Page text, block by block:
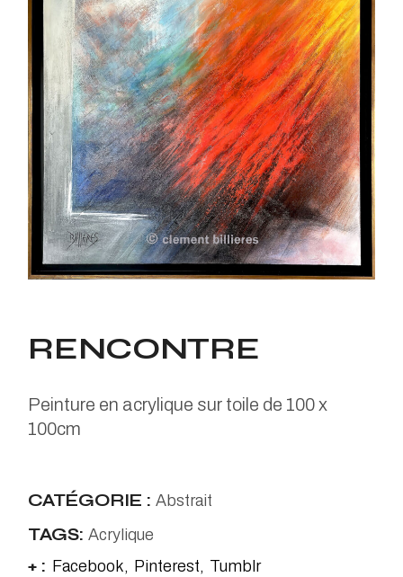
RENCONTRE
Peinture en acrylique sur toile de 100 x
100cm
CATÉGORIE : Abstrait
TAGS: Acrylique
+ : Facebook Pinterest Tumblr